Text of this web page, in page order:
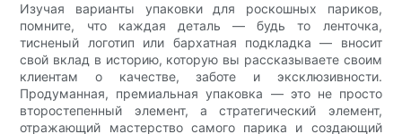
Изучая варианты упаковки для роскошных париков,
помните, что каждая деталь — будь то ленточка,
тисненый логотип или бархатная подкладка — вносит
свой вклад в историю, которую вы рассказываете своим
клиентам о качестве, заботе и эксклюзивности.
Продуманная, премиальная упаковка — это не просто
второстепенный элемент, а стратегический элемент,
отражающий мастерство самого парика и создающий